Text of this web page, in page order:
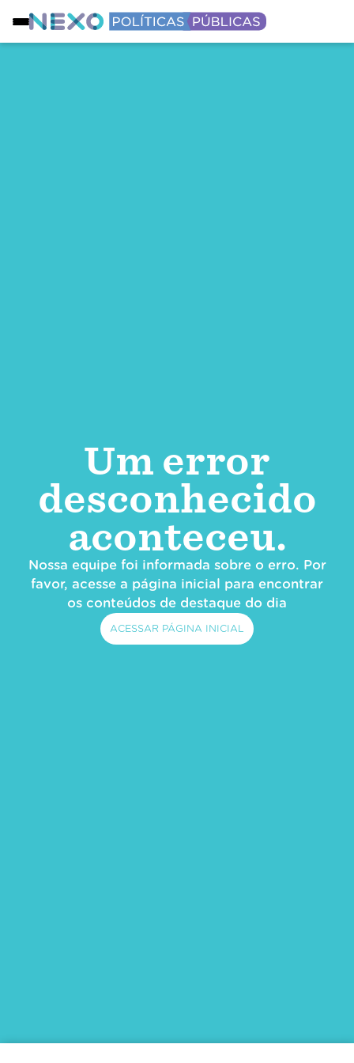
Um error
desconhecido
aconteceu.
Nossa equipe foi informada sobre o erro. Por
favor, acesse a página inicial para encontrar
os conteúdos de destaque do dia
ACESSAR PÁGINA INICIAL